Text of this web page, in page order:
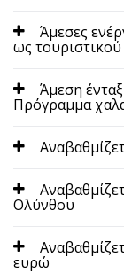
Άμεσες
ως
Άμεση
Πρόγραμμα
Ολύνθου
ευρώ